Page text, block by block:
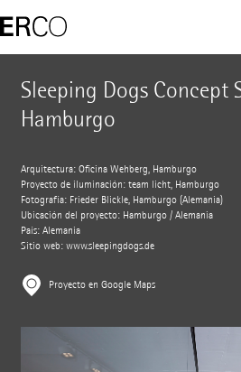
Sleeping Dogs Concept
Hamburgo
Arquitectura: Oficina Wehberg, Hamburgo
Proyecto de iluminación: team licht, Hamburgo
Fotografía: Frieder Blickle, Hamburgo (Alemania)
Ubicación del proyecto: Hamburgo / Alemania
País: Alemania
Sitio web: www.sleepingdogs.de
Proyecto en Google Maps